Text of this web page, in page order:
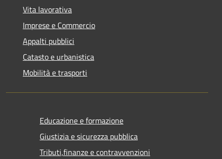
Vita lavorativa
Imprese e Commercio
Appalti pubblici
Catasto e urbanistica
Mobilità e trasporti
Educazione e formazione
Giustizia e sicurezza pubblica
Tributi,finanze e contravvenzioni